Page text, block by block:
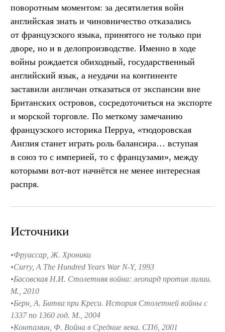
поворотным моментом: за десятилетия войн
английская знать и чиновничество отказались
от французского языка, принятого не только при
дворе, но и в делопроизводстве. Именно в ходе
войны рождается обиходный, государственный
английский язык, а неудачи на континенте
заставили англичан отказаться от экспансии вне
Британских островов, сосредоточиться на экспорте
и морской торговле. По меткому замечанию
французского историка Перруа, «тюдоровская
Англия станет играть роль балансира… вступая
в союз то с империей, то с французами», между
которыми вот-вот начнётся не менее интересная
распря.
Источники
Фруассар, Ж. Хроники
Curry, A The Hundred Years War N-Y, 1993
Басовская Н.И. Столетняя война: леопард против лилии.
М., 2010
Берн, А. Битва при Креси. История Столетней войны с
1337 по 1360 год. М., 2004
Контамин, Ф. Война в Средние века. СПб, 2001